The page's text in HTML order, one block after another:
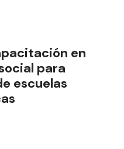
en
para
escuelas